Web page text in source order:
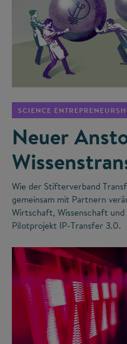
SCIENCE
Neuer
Wie der Stifterverband
gemeinsam mit Partnern
Wirtschaft, Wissenschaft
Pilotprojekt IP-Transfer 3.0.